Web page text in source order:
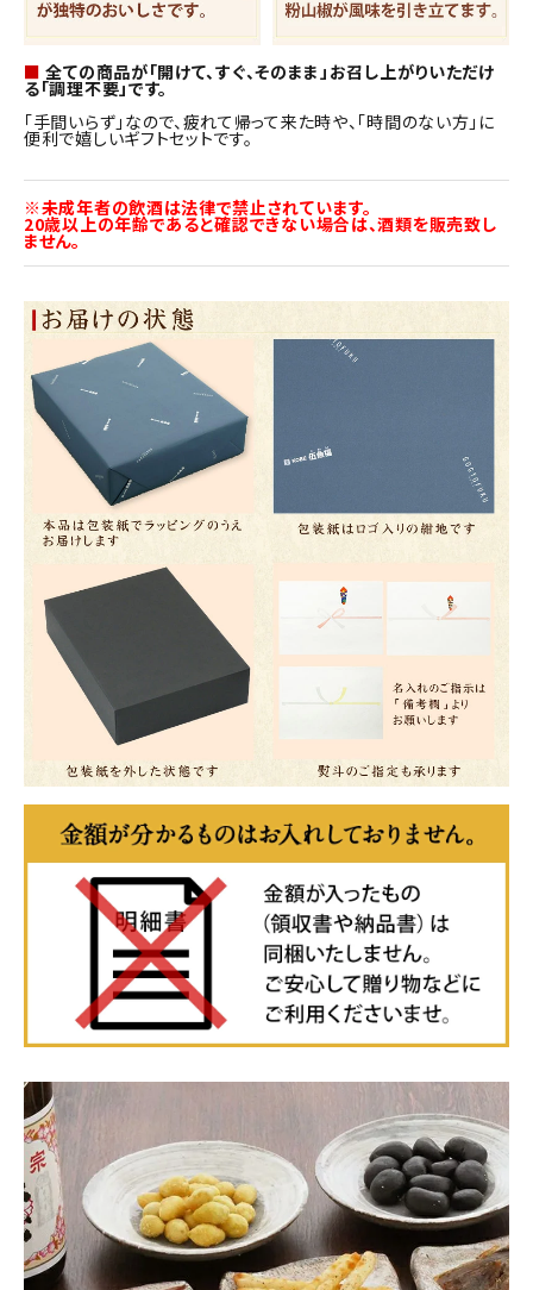
■ 全ての商品が「開けて、すぐ、そのまま」お召し上がりいただけ
る「調理不要」です。
「手間いらず」なので、疲れて帰って来た時や、「時間のない方」に
便利で嬉しいギフトセットです。
※未成年者の飲酒は法律で禁止されています。
20歳以上の年齢であると確認できない場合は、酒類を販売致し
ません。